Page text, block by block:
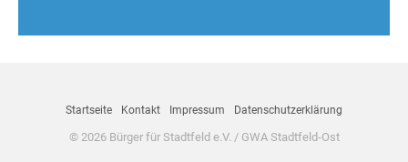
Startseite Kontakt Impressum Datenschutzerklärung
© 2026 Bürger für Stadtfeld e.V. / GWA Stadtfeld-Ost